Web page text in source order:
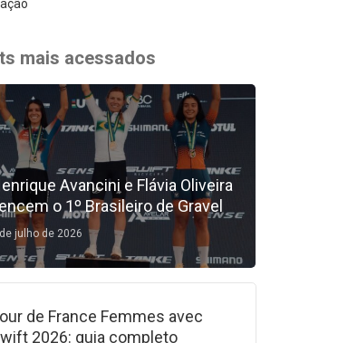
mais acessados
Avancini e Flávia Oliveira
o 1º Brasileiro de Gravel
julho de 2026
de France Femmes avec
2026: guia completo